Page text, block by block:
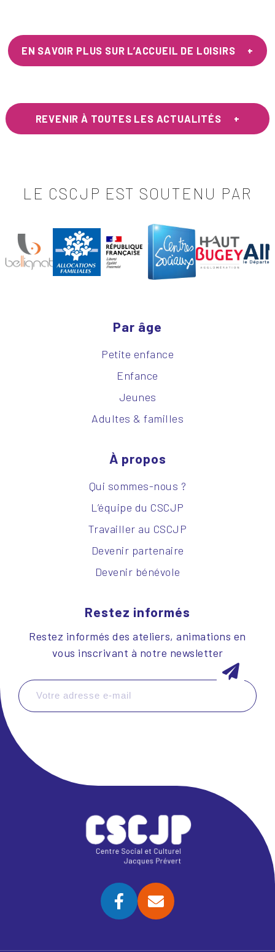
EN SAVOIR PLUS SUR L’ACCUEIL DE LOISIRS
REVENIR À TOUTES LES ACTUALITÉS
LE CSCJP EST SOUTENU PAR
Par âge
Petite enfance
Enfance
Jeunes
Adultes & familles
À propos
Qui sommes-nous ?
L’équipe du CSCJP
Travailler au CSCJP
Devenir partenaire
Devenir bénévole
Restez informés
Restez informés des ateliers, animations en
vous inscrivant à notre newsletter